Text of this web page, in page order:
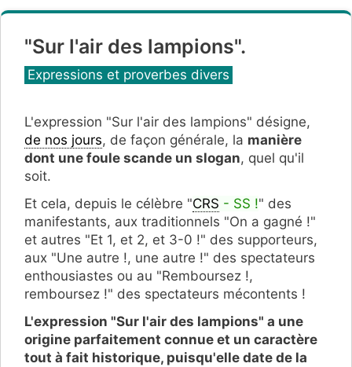
"Sur l'air des lampions".
Catégories
Expressions et proverbes divers
L'expression "Sur l'air des lampions" désigne,
de nos jours, de façon générale, la manière
dont une foule scande un slogan, quel qu'il
soit.
Et cela, depuis le célèbre "CRS - SS !" des
manifestants, aux traditionnels "On a gagné !"
et autres "Et 1, et 2, et 3-0 !" des supporteurs,
aux "Une autre !, une autre !" des spectateurs
enthousiastes ou au "Remboursez !,
remboursez !" des spectateurs mécontents !
L'expression "Sur l'air des lampions" a une
origine parfaitement connue et un caractère
tout à fait historique, puisqu'elle date de la